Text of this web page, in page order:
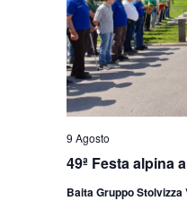
49ª Festa alpina
9 Agosto
Baita Gruppo Stolvizza